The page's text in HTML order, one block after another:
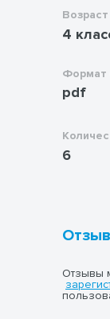
Возраст
4
Формат
pdf
6
Отзывы